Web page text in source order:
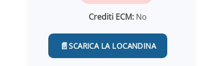
Crediti ECM: No
📄SCARICA LA LOCANDINA